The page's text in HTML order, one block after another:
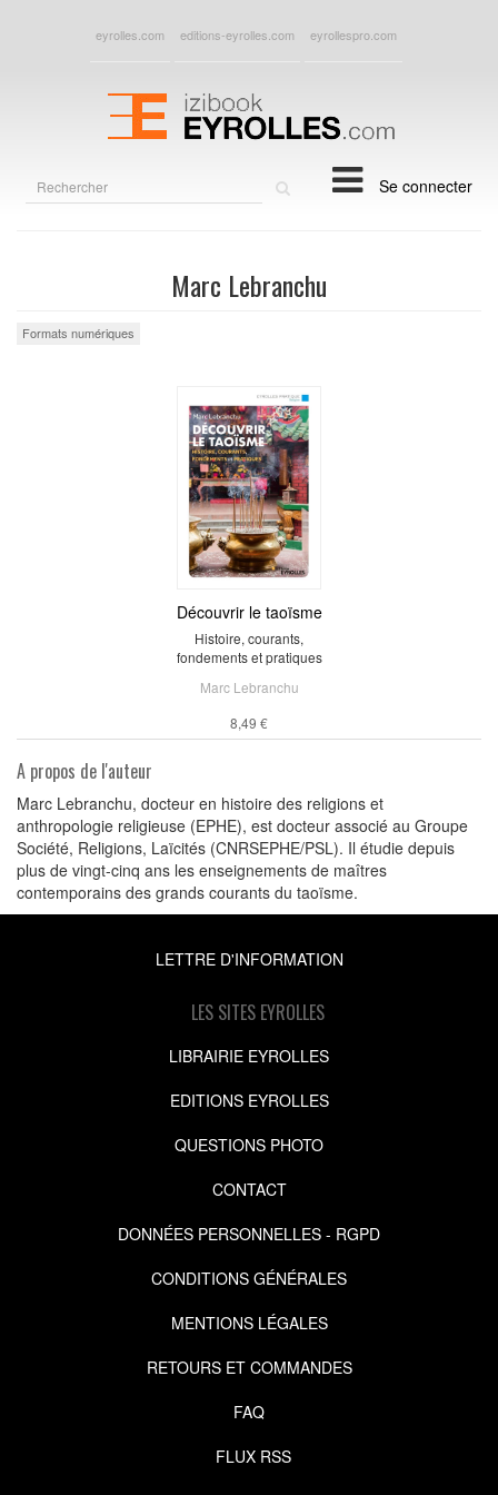
eyrolles.com editions-eyrolles.com eyrollespro.com
Se connecter
Marc Lebranchu
Formats numériques
Découvrir le taoïsme
Histoire, courants,
fondements et pratiques
Marc Lebranchu
8,49 €
A propos de l'auteur
Marc Lebranchu, docteur en histoire des religions et
anthropologie religieuse (EPHE), est docteur associé au Groupe
Société, Religions, Laïcités (CNRSEPHE/PSL). Il étudie depuis
plus de vingt-cinq ans les enseignements de maîtres
contemporains des grands courants du taoïsme.
LETTRE D'INFORMATION
LES SITES EYROLLES
LIBRAIRIE EYROLLES
EDITIONS EYROLLES
QUESTIONS PHOTO
CONTACT
DONNÉES PERSONNELLES - RGPD
CONDITIONS GÉNÉRALES
MENTIONS LÉGALES
RETOURS ET COMMANDES
FAQ
FLUX RSS